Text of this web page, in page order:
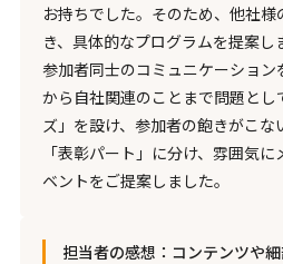
お持ちでした。そのため、他社
き、具体的なプログラムを提案
参加者同士のコミュニケーション
から自社関連のことまで問題とし
ズ」を設け、参加者の飽きがこな
「表彰パート」に分け、雰囲気
ベントをご提案しました。
担当者の感想：コンテンツや